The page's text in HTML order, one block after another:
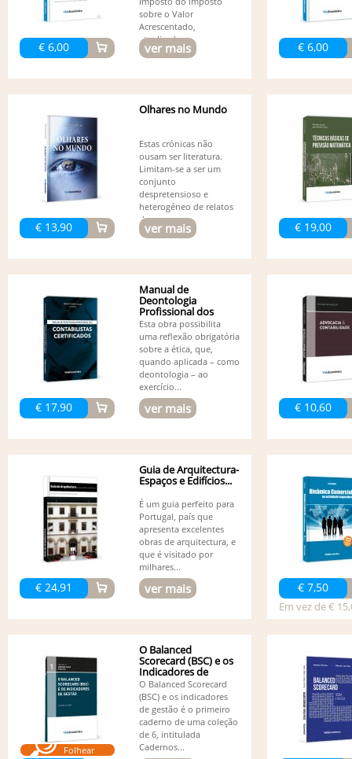
€ 6,00
sobre o Valor
Acrescentado,
atualizado...
ver mais € 6,00
€ 13,90
Olhares no Mundo
Estas crónicas não
ousam ser literatura.
Limitam-se a ser um
conjunto
despretensioso e
heterogéneo de relatos
de...
ver mais € 19,00
€ 17,90
Manual de
Deontologia
Profissional dos
Contabilistas...
Esta obra possibilita
uma reflexão obrigatória
sobre a ética, que,
quando aplicada – como
deontologia – ao
exercício...
ver mais € 10,60
€ 24,91
Guia de Arquitectura-
Espaços e Edifícios...
É um guia perfeito para
Portugal, país que
apresenta excelentes
obras de arquitectura, e
que é visitado por
milhares...
ver mais € 7,50
Em vez de €
Folhear
O Balanced
Scorecard (BSC) e os
Indicadores de
Gestão
O Balanced Scorecard
(BSC) e os indicadores
de gestão é o primeiro
caderno de uma coleção
de 6, intitulada
Cadernos...